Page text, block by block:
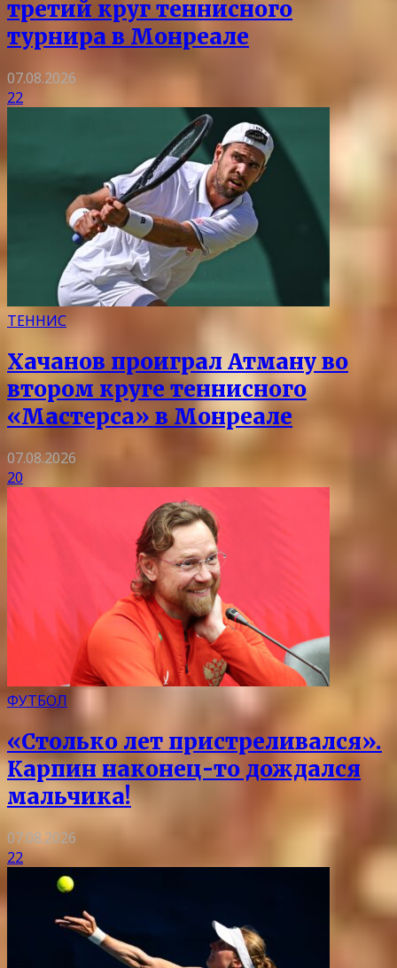
третий круг теннисного
турнира в Монреале
07.08.2026
22
ТЕННИС
Хачанов проиграл Атману во
втором круге теннисного
«Мастерса» в Монреале
07.08.2026
20
ФУТБОЛ
«Столько лет пристреливался».
Карпин наконец-то дождался
мальчика!
07.08.2026
22